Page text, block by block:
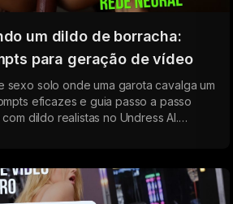
um dildo de borracha:
para geração de vídeo
sexo solo onde uma garota cavalga um
eficazes e guia passo a passo
dildo realistas no Undress AI.